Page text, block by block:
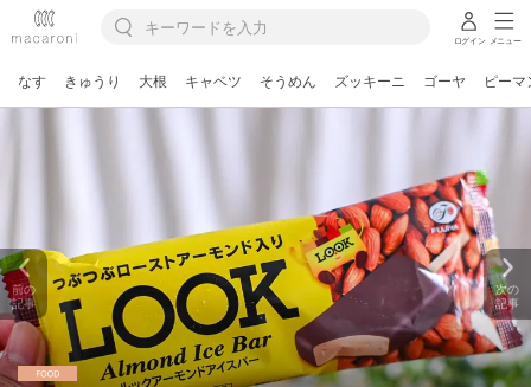
ログイン メニュー
なす きゅうり 大根 キャベツ そうめん ズッキーニ ゴーヤ ピーマ
前の
記事
次の
記事